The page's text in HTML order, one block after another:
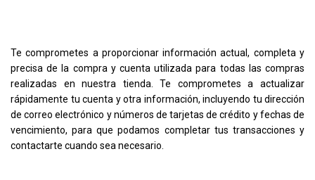
Te comprometes a proporcionar información actual, completa y
precisa de la compra y cuenta utilizada para todas las compras
realizadas en nuestra tienda. Te comprometes a actualizar
rápidamente tu cuenta y otra información, incluyendo tu dirección
de correo electrónico y números de tarjetas de crédito y fechas de
vencimiento, para que podamos completar tus transacciones y
contactarte cuando sea necesario.